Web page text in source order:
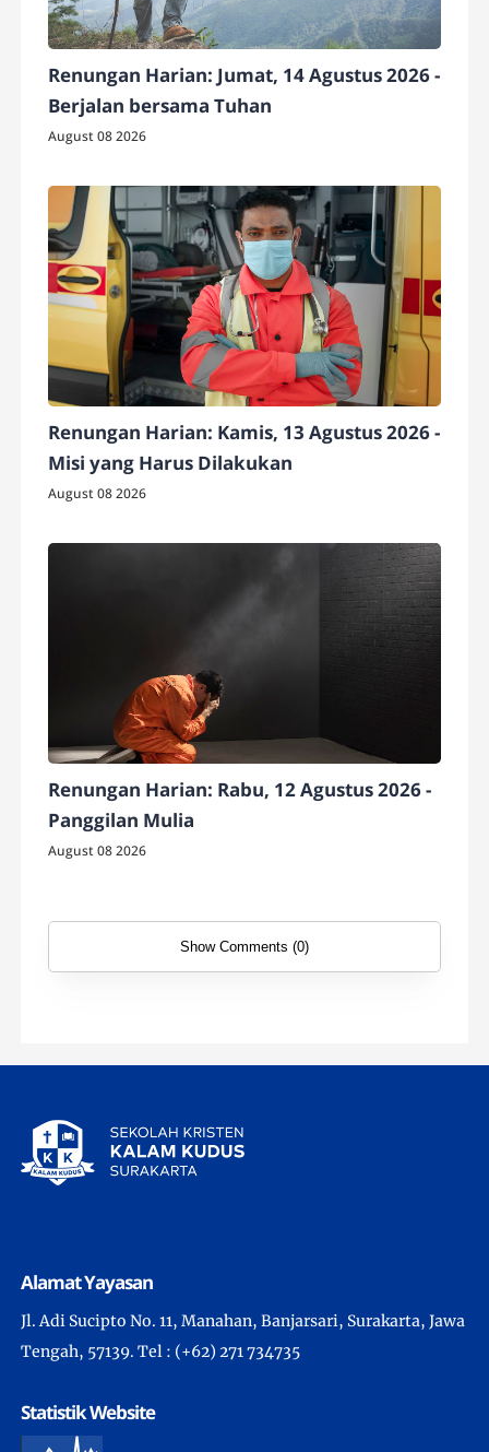
Renungan Harian: Jumat, 14 Agustus 2026 -
Berjalan bersama Tuhan
August 08 2026
Renungan Harian: Kamis, 13 Agustus 2026 -
Misi yang Harus Dilakukan
August 08 2026
Renungan Harian: Rabu, 12 Agustus 2026 -
Panggilan Mulia
August 08 2026
Show Comments (0)
Alamat Yayasan
Jl. Adi Sucipto No. 11, Manahan, Banjarsari, Surakarta, Jawa
Tengah, 57139. Tel : (+62) 271 734735
Statistik Website